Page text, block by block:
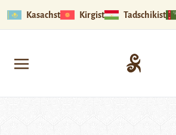
Kasachstan Kirgistan Tadschikistan